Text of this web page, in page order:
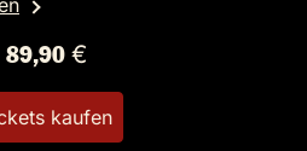
89,90 €
kaufen